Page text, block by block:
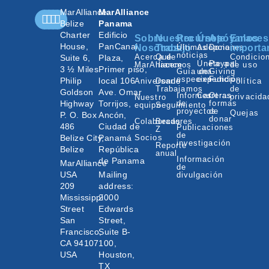
MarAlliance
Belize
Charter
House,
Suite 6,
3 ½ Miles
Philip
Goldson
Highway
P. O. Box
486
Belize City,
Belize
MarAlliance
USA
209
Mississippi
Street
San
Francisco,
CA 94107
USA
MarAlliance
Panama
Edificio
PanCanal
Plaza,
Primer piso,
local 106
Ave. Omar
Torrijos,
Ancón,
Ciudad de
Panamá
República
de Panama
Mailing
address:
2000
Edwards
Street,
Suite B-
100,
Houston,
TX
Sobre
Nosotros
Acerca de
MarAlliance
Aniversario
Nuestro
equipo
Colaboradores
Socios
Nuestro
Trabajo
Qué
hacemos
Donde
Trabajamos
Seguimiento
Becas
Z
Reporte
anual
Recursos
Últimas
noticias
Guía de
especies
Informes
de
proyectos
Publicaciones
de
investigación
Información
de
divulgación
Únete
Adopciones
Únete a
una
expedición
Carreras
Apóyanos
Donar
Paypal
Giving
Fund
Otras
formas
de
donar
Enlaces
de uso
Política
de
Quejas